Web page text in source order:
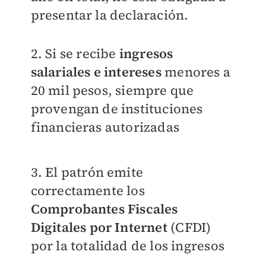
presentar la declaración.
2. Si se recibe ingresos
salariales e interesesmenores a
20 mil pesos, siempre que
provengan de instituciones
financieras autorizadas
3. El patrón emite
correctamente los
Comprobantes Fiscales
Digitales por Internet(CFDI)
por la totalidad de los ingresos